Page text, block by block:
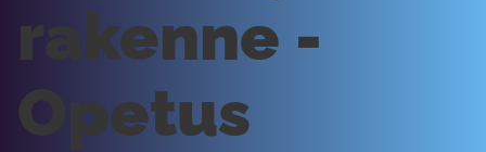
rakenne -
Opetus